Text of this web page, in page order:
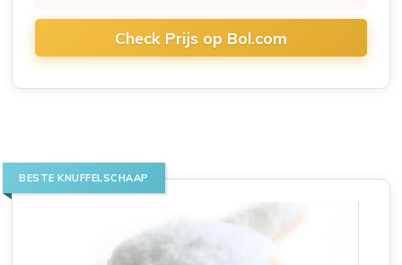
Check Prijs op Bol.com
BESTE KNUFFELSCHAAP